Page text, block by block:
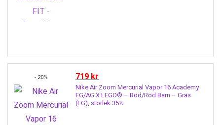
- 20% 719 kr
Nike Air Zoom Mercurial Vapor 16 Academy
FG/AG X LEGO® – Röd/Röd Barn – Gräs
(FG), storlek 35½